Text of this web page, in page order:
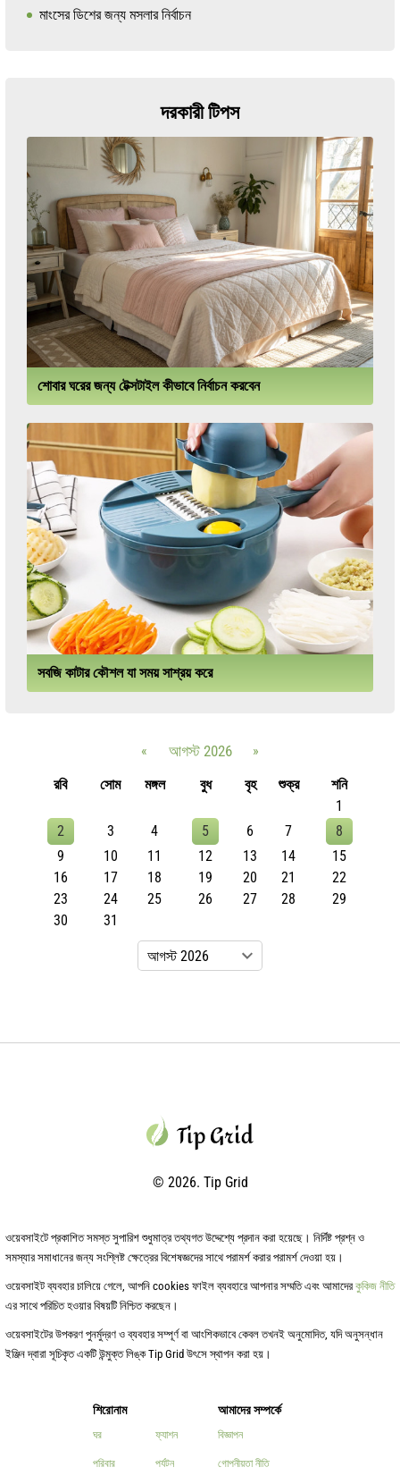
মাংসের ডিশের জন্য মসলার নির্বাচন
দরকারী টিপস
শোবার ঘরের জন্য টেক্সটাইল কীভাবে নির্বাচন করবেন
সবজি কাটার কৌশল যা সময় সাশ্রয় করে
« আগস্ট 2026
»
রবি
সোম মঙ্গল বুধ বৃহ শুক্র
শনি
1
2
3 4 5 6 7
8
9
10 11 12 13 14
15
16
17 18 19 20 21
22
23
24 25 26 27 28
29
30
31
© 2026. Tip Grid
শিরোনাম
ঘর
পরিবার
ফ্যাশন
পর্যটন
আমাদের সম্পর্কে
বিজ্ঞাপন
গোপনীয়তা নীতি
ওয়েবসাইটে প্রকাশিত সমস্ত সুপারিশ শুধুমাত্র তথ্যগত উদ্দেশ্যে প্রদান করা হয়েছে। নির্দিষ্ট প্রশ্ন ও
সমস্যার সমাধানের জন্য সংশ্লিষ্ট ক্ষেত্রের বিশেষজ্ঞদের সাথে পরামর্শ করার পরামর্শ দেওয়া হয়।
ওয়েবসাইট ব্যবহার চালিয়ে গেলে, আপনি cookies ফাইল ব্যবহারে আপনার সম্মতি এবং আমাদের কুকিজ নীতি
এর সাথে পরিচিত হওয়ার বিষয়টি নিশ্চিত করছেন।
ওয়েবসাইটের উপকরণ পুনর্মুদ্রণ ও ব্যবহার সম্পূর্ণ বা আংশিকভাবে কেবল তখনই অনুমোদিত, যদি অনুসন্ধান
ইঞ্জিন দ্বারা সূচিকৃত একটি উন্মুক্ত লিঙ্ক Tip Grid উৎসে স্থাপন করা হয়।